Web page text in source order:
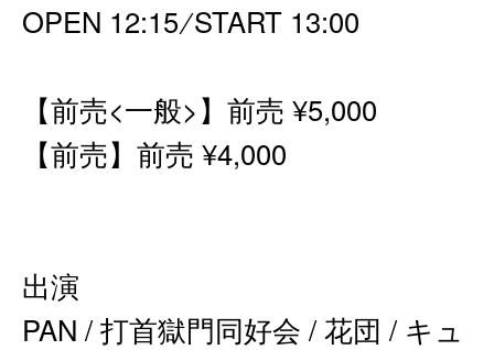
OPEN 12:15 ∕ START 13:00
【前売<一般>】前売 ¥5,000
【前売】前売 ¥4,000
出演
PAN / 打⾸獄⾨同好会 / 花団 / キュ